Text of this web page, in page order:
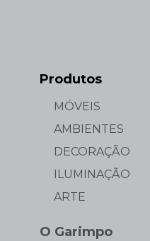
Produtos
MÓVEIS
AMBIENTES
DECORAÇÃO
ILUMINAÇÃO
ARTE
O Garimpo